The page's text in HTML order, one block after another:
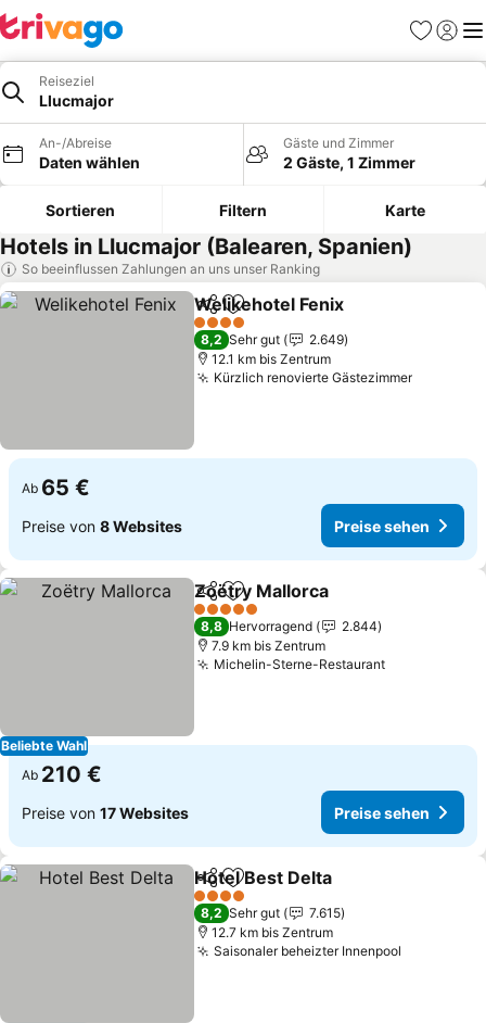
Favoriten
Reiseziel
Llucmajor
An-/Abreise
Daten wählen
Gäste und Zimmer
2 Gäste, 1 Zimmer
Sortieren Filtern Karte
Hotels in Llucmajor (Balearen, Spanien)
So beeinflussen Zahlungen an uns unser Ranking
TeilenZu Favoriten hinzufügen
Welikehotel Fenix
4 Sterne
8,2 Sehr gut
2.649
12.1 km bis Zentrum
Kürzlich renovierte Gästezimmer
Ab 65 €
Preise von 8 Websites Preise sehen
Beliebte Wahl
TeilenZu Favoriten hinzufügen
Zoëtry Mallorca
5 Sterne
8,8 Hervorragend
2.844
7.9 km bis Zentrum
Michelin-Sterne-Restaurant
Ab 210 €
Preise von 17 Websites Preise sehen
TeilenZu Favoriten hinzufügen
Hotel Best Delta
4 Sterne
8,2 Sehr gut
7.615
12.7 km bis Zentrum
Saisonaler beheizter Innenpool